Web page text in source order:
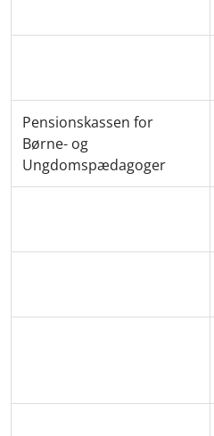
Pensionskassen for
Børne- og
Ungdomspædagoger